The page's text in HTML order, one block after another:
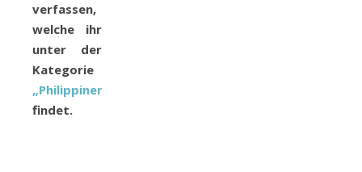
verfassen,
welche ihr
unter der
Kategorie
„Philippinen
findet.